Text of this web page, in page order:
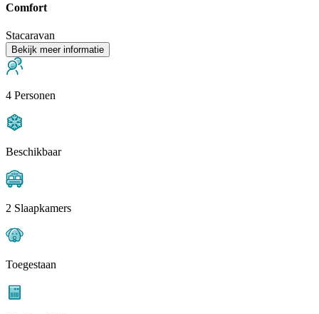
Comfort
Stacaravan
Bekijk meer informatie
4 Personen
Beschikbaar
2 Slaapkamers
Toegestaan